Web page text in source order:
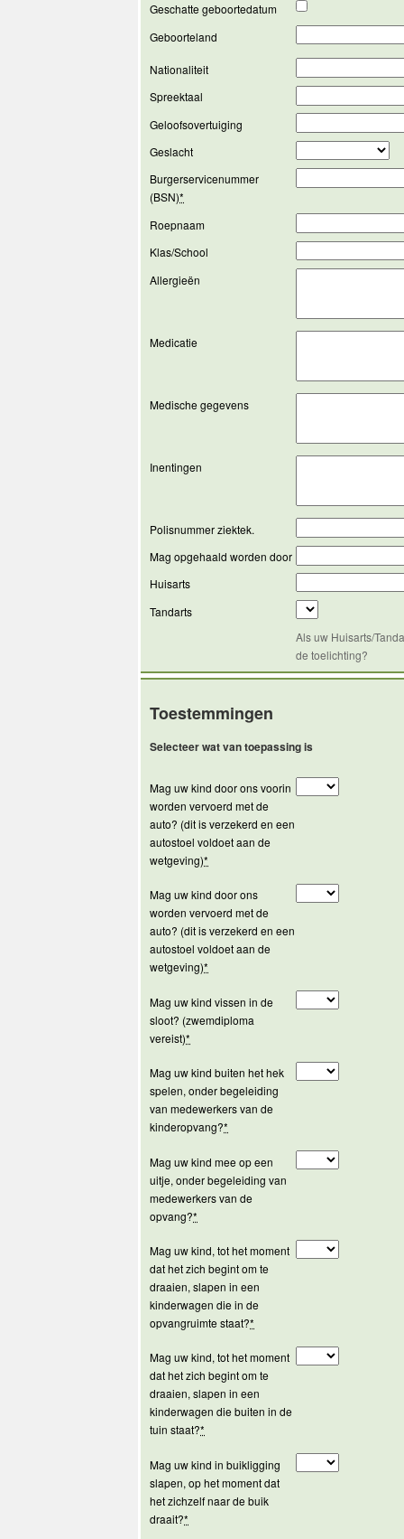
Geschatte geboortedatum
Geboorteland
Nationaliteit
Spreektaal
Geloofsovertuiging
Geslacht
Burgerservicenummer
(BSN)*
Roepnaam
Klas/School
Allergieën
Medicatie
Medische gegevens
Inentingen
Polisnummer ziektek.
Mag opgehaald worden door
Huisarts
Tandarts
Als uw Huisarts/
de toelichting?
Toestemmingen
Selecteer wat van toepassing is
Mag uw kind door ons voorin
worden vervoerd met de
auto? (dit is verzekerd en een
autostoel voldoet aan de
wetgeving)*
Mag uw kind door ons
worden vervoerd met de
auto? (dit is verzekerd en een
autostoel voldoet aan de
wetgeving)*
Mag uw kind vissen in de
sloot? (zwemdiploma
vereist)*
Mag uw kind buiten het hek
spelen, onder begeleiding
van medewerkers van de
kinderopvang?*
Mag uw kind mee op een
uitje, onder begeleiding van
medewerkers van de
opvang?*
Mag uw kind, tot het moment
dat het zich begint om te
draaien, slapen in een
kinderwagen die in de
opvangruimte staat?*
Mag uw kind, tot het moment
dat het zich begint om te
draaien, slapen in een
kinderwagen die buiten in de
tuin staat?*
Mag uw kind in buikligging
slapen, op het moment dat
het zichzelf naar de buik
draait?*